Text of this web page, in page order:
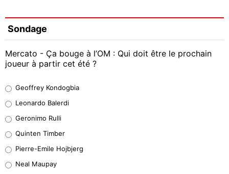
Sondage
Mercato - Ça bouge à l’OM : Qui doit être le prochain
joueur à partir cet été ?
38%
32%
5%
Geoffrey Kondogbia
Leonardo Balerdi
Geronimo Rulli
Quinten Timber
Pierre-Emile Hojbjerg
Neal Maupay